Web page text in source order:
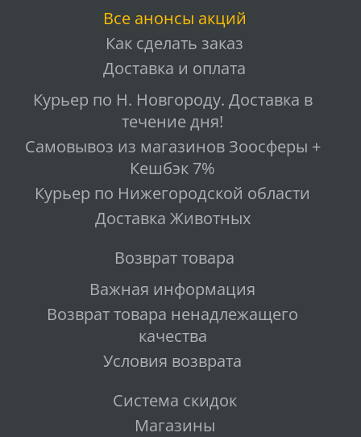
Все анонсы акций
Как сделать заказ
Доставка и оплата
Курьер по Н. Новгороду. Доставка в
течение дня!
Самовывоз из магазинов Зоосферы +
Кешбэк 7%
Курьер по Нижегородской области
Доставка Животных
Возврат товара
Важная информация
Возврат товара ненадлежащего
качества
Условия возврата
Система скидок
Магазины